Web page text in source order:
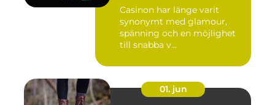
Casinon har länge varit
synonymt med glamour,
spänning och en möjlighet
till snabba v...
01. jun